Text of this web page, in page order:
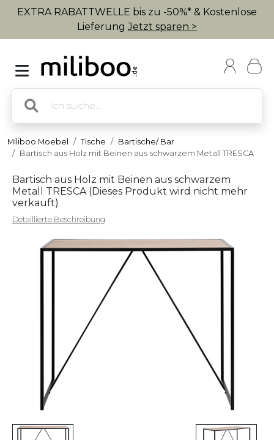
EXTRA RABATTWELLE bis zu -50%* & Kostenlose
LieferungJetzt sparen >
Miliboo Moebel Tische
Bartische/ Bar
Bartisch aus Holz mit Beinen aus schwarzem Metall TRESCA
Bartisch aus Holz mit Beinen aus schwarzem
Metall TRESCA (Dieses Produkt wird nicht mehr
verkauft)
Detaillierte Beschreibung